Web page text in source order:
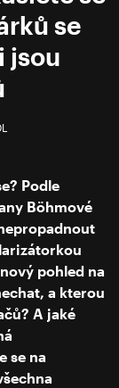
se
jsou
Podle
Böhmové
pohled na
a kterou
A jaké
se na